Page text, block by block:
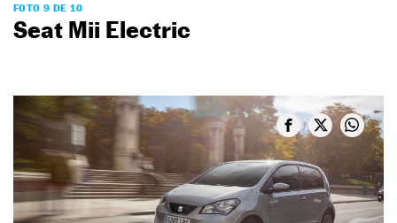
FOTO 9 DE 10
Seat Mii Electric